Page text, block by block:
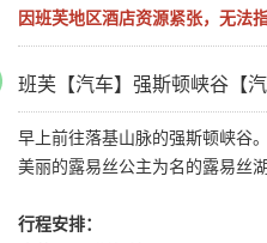
因班芙地区酒店资源紧张，无法
班芙【汽车】强斯顿峡谷【
早上前往落基山脉的强斯顿峡谷
美丽的露易丝公主为名的露易丝
行程安排：